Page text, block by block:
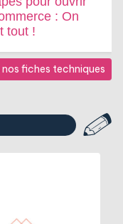
: On
tout !
fiches techniques